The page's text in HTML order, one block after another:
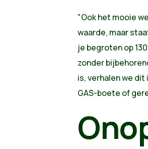
"Ook het mooie
waarde, maar
je begroten op
zonder
is, verhalen we
GAS-boete of